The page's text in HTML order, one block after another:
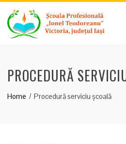
content
PROCEDURĂ
Home Procedură serviciu școală